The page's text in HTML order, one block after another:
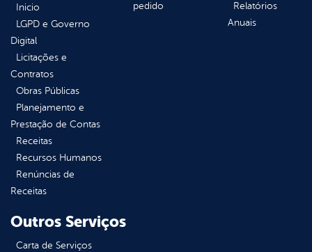
Inicio
LGPD e Governo
Digital
Licitações e
Contratos
Obras Públicas
Planejamento e
Prestação de Contas
Receitas
Recursos Humanos
Renúncias de
Receitas
pedido
Relatórios
Anuais
Outros Serviços
Carta de Serviços